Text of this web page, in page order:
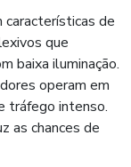
de
que
baixa iluminação.
operam em
tráfego intenso.
as chances de